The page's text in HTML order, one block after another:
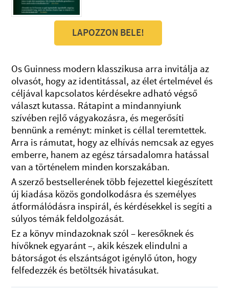
LAPOZZON BELE!
Os Guinness modern klasszikusa arra invitálja az
olvasót, hogy az identitással, az élet értelmével és
céljával kapcsolatos kérdésekre adható végső
választ kutassa. Rátapint a mindannyiunk
szívében rejlő vágyakozásra, és megerősíti
bennünk a reményt: minket is céllal teremtettek.
Arra is rámutat, hogy az elhívás nemcsak az egyes
emberre, hanem az egész társadalomra hatással
van a történelem minden korszakában.
A szerző bestsellerének több fejezettel kiegészített
új kiadása közös gondolkodásra és személyes
átformálódásra inspirál, és kérdésekkel is segíti a
súlyos témák feldolgozását.
Ez a könyv mindazoknak szól – keresőknek és
hívőknek egyaránt –, akik készek elindulni a
bátorságot és elszántságot igénylő úton, hogy
felfedezzék és betöltsék hivatásukat.